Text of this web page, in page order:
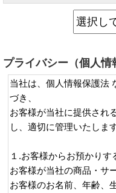
プライバシー（個人